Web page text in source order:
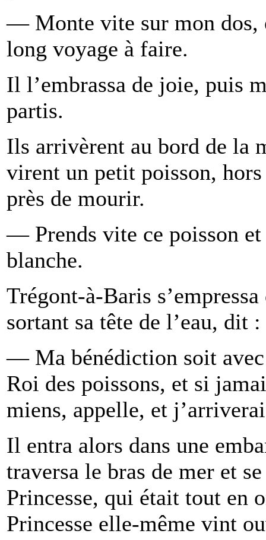
— Monte vite sur mon dos,
long voyage à faire.
Il l’embrassa de joie, puis
partis.
Ils arrivèrent au bord de la
virent un petit poisson,
près de mourir.
— Prends vite ce poisson et
blanche.
Trégont-à-Baris
sortant sa tête de l’eau, dit :
— Ma bénédiction soit
Roi des poissons, et si
miens, appelle, et
Il entra alors dans une
traversa le bras de mer et
Princesse, qui était tout en
Princesse elle-même vint